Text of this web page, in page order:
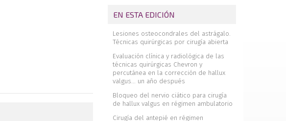
EN ESTA EDICIÓN
Lesiones osteocondrales del astrágalo.
Técnicas quirúrgicas por cirugía abierta
Evaluación clínica y radiológica de las
técnicas quirúrgicas Chevron y
percutánea en la corrección de hallux
valgus... un año después
Bloqueo del nervio ciático para cirugía
de hallux valgus en régimen ambulatorio
Cirugía del antepié en régimen